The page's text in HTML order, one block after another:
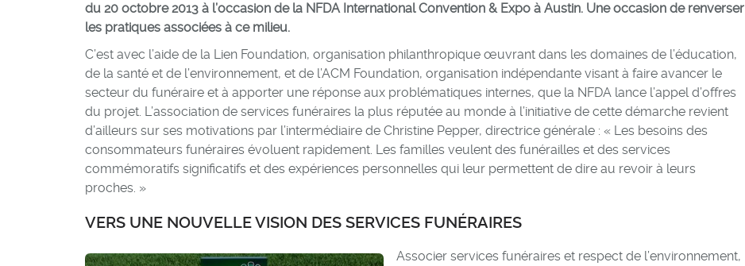
du 20 octobre 2013 à l’occasion de la NFDA International Convention & Expo à Austin. Une occasion de renverser
les pratiques associées à ce milieu.
C’est avec l’aide de la Lien Foundation, organisation philanthropique œuvrant dans les domaines de l’éducation,
de la santé et de l’environnement, et de l’ACM Foundation, organisation indépendante visant à faire avancer le
secteur du funéraire et à apporter une réponse aux problématiques internes, que la NFDA lance l’appel d’offres
du projet. L’association de services funéraires la plus réputée au monde à l’initiative de cette démarche revient
d’ailleurs sur ses motivations par l’intermédiaire de Christine Pepper, directrice générale : « Les besoins des
consommateurs funéraires évoluent rapidement. Les familles veulent des funérailles et des services
commémoratifs significatifs et des expériences personnelles qui leur permettent de dire au revoir à leurs
proches. »
VERS UNE NOUVELLE VISION DES SERVICES FUNÉRAIRES
Associer services funéraires et respect de l’environnement,